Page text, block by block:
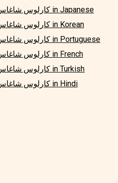
كارلوس شاغاس: إرثه داخل البرازيل وخارجها in Japanese
كارلوس شاغاس: إرثه داخل البرازيل وخارجها in Korean
كارلوس شاغاس: إرثه داخل البرازيل وخارجها in Portuguese
كارلوس شاغاس: إرثه داخل البرازيل وخارجها in French
كارلوس شاغاس: إرثه داخل البرازيل وخارجها in Turkish
كارلوس شاغاس: إرثه داخل البرازيل وخارجها in Hindi